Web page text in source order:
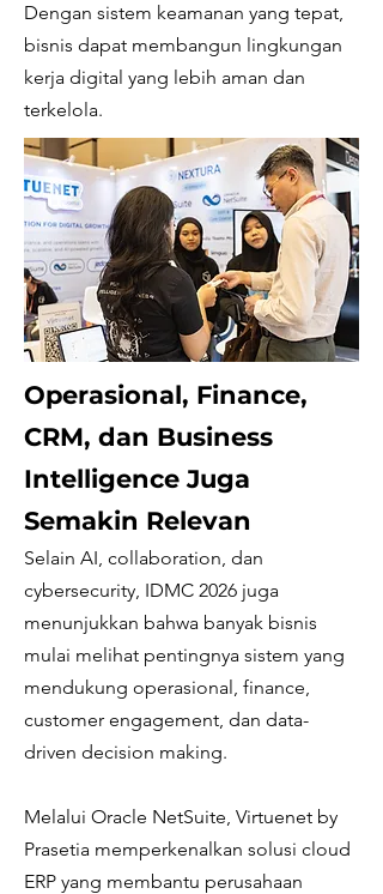
Dengan sistem keamanan yang tepat,
bisnis dapat membangun lingkungan
kerja digital yang lebih aman dan
terkelola.
Operasional, Finance,
CRM, dan Business
Intelligence Juga
Semakin Relevan
Selain AI, collaboration, dan
cybersecurity, IDMC 2026 juga
menunjukkan bahwa banyak bisnis
mulai melihat pentingnya sistem yang
mendukung operasional, finance,
customer engagement, dan data-
driven decision making.
Melalui Oracle NetSuite, Virtuenet by
Prasetia memperkenalkan solusi cloud
ERP yang membantu perusahaan